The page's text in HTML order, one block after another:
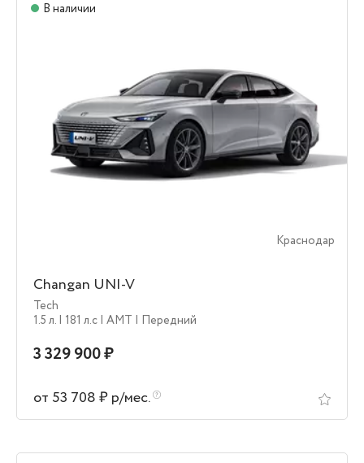
В наличии
Краснодар
Changan UNI-V
Tech
1.5 л. | 181 л.c | AMT | Передний
3 329 900 ₽
от 53 708 ₽ р/мес.